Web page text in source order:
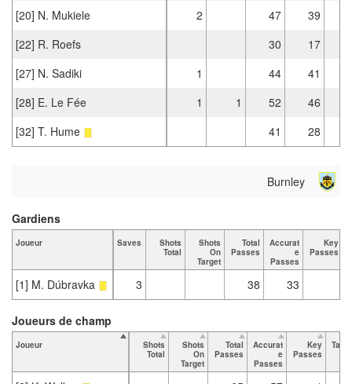
[20] N. Mukiele
2 47
39
[22] R. Roefs
30
17
[27] N. Sadiki
1 44
41
[28] E. Le Fée
1 1 52
46
[32] T. Hume
41 28
Burnley
Joueur Saves
Shots
Total
Shots
On
Target
Total
Passes
Accurat
e
Passes
Key
Passes
[1] M. Dúbravka 3 38 33
Gardiens
Joueur
Shots
Total
Shots
On
Target
Total
Passes
Accurat
e
Passes
Key
Passes
Joueurs de champ